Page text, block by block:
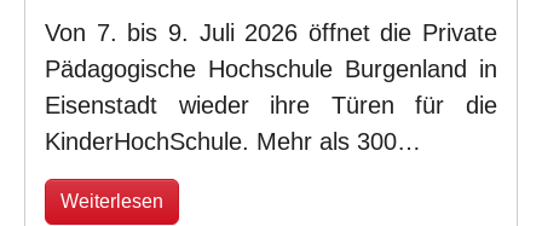
Von 7. bis 9. Juli 2026 öffnet die Private
Pädagogische Hochschule Burgenland in
Eisenstadt wieder ihre Türen für die
KinderHochSchule. Mehr als 300…
Weiterlesen